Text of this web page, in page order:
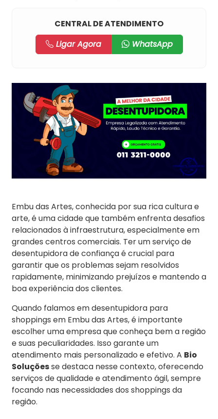
CENTRAL DE ATENDIMENTO
Ligar Agora
WhatsApp
Embu das Artes, conhecida por sua rica cultura e
arte, é uma cidade que também enfrenta desafios
relacionados à infraestrutura, especialmente em
grandes centros comerciais. Ter um serviço de
desentupidora de confiança é crucial para
garantir que os problemas sejam resolvidos
rapidamente, minimizando prejuízos e mantendo a
boa experiência dos clientes.
Quando falamos em desentupidora para
shoppings em Embu das Artes, é importante
escolher uma empresa que conheça bem a região
e suas peculiaridades. Isso garante um
atendimento mais personalizado e efetivo. A Bio
Soluçõesse destaca nesse contexto, oferecendo
serviços de qualidade e atendimento ágil, sempre
focando nas necessidades dos shoppings da
região.